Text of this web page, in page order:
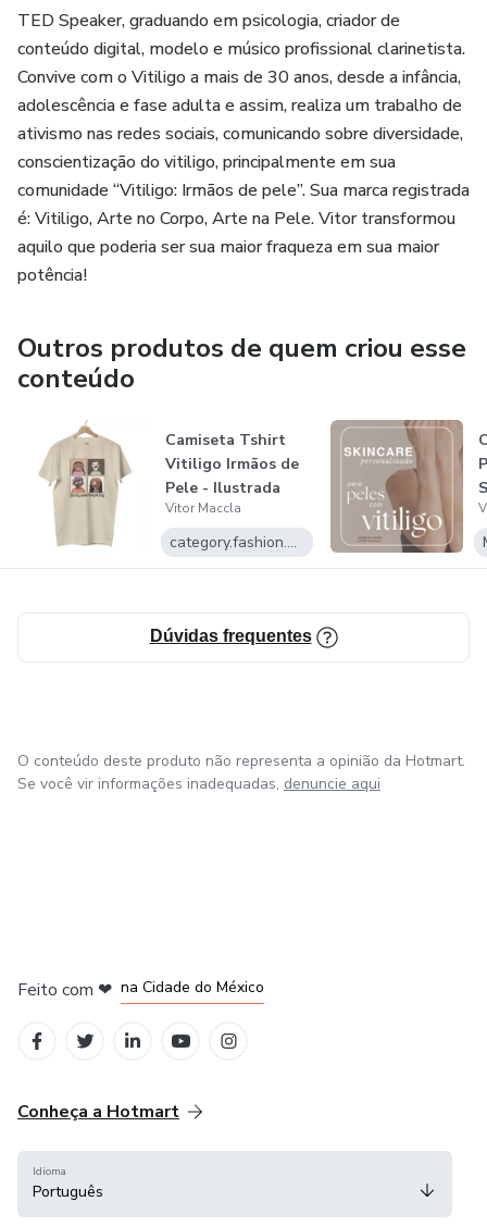
Resumindo:
Você construirá uma relação nova com contigo mesmo,
desenvolvendo amor próprio. E parar de se esconder — e
começar a viver.
🎁 BÔNUS EXCLUSIVO:
✨ 1 Sessão individual com Vitor e Márcia no final do
processo
✨ Ingresso para a comunidade Vitiligo Irmãos de Pele
TED Speaker, graduando em psicologia, criador de
conteúdo digital, modelo e músico profissional clarinetista.
Convive com o Vitiligo a mais de 30 anos, desde a infância,
adolescência e fase adulta e assim, realiza um trabalho de
ativismo nas redes sociais, comunicando sobre diversidade,
conscientização do vitiligo, principalmente em sua
comunidade “Vitiligo: Irmãos de pele”. Sua marca registrada
é: Vitiligo, Arte no Corpo, Arte na Pele. Vitor transformou
aquilo que poderia ser sua maior fraqueza em sua maior
potência!
Outros produtos de quem criou esse
conteúdo
Camiseta Tshirt
Vitiligo Irmãos de
Pele - Ilustrada
100% Alg...
Vitor Maccla
category.fashion.name
Dúvidas frequentes
O conteúdo deste produto não representa a opinião da Hotmart.
Se você vir informações inadequadas, denuncie aqui
Feito com ❤ na Cidade do México
Conheça a Hotmart
Idioma
Português